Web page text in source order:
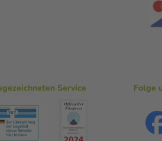
Service Folge